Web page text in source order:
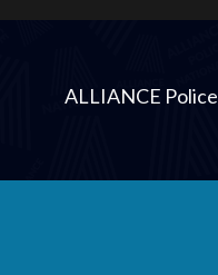
ALLIANCE